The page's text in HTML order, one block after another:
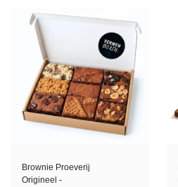
Brownie Proeverij
Origineel -